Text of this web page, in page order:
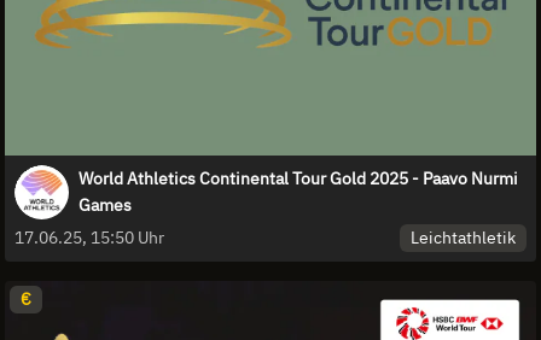
World Athletics Continental Tour Gold 2025 - Paavo Nurmi
Games
17.06.25, 15:50 Uhr
Leichtathletik
€